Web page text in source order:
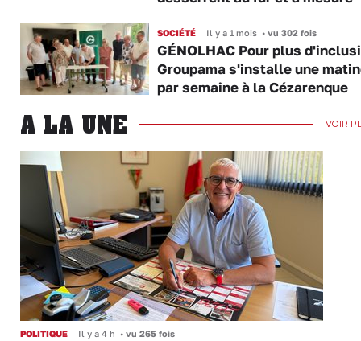
SOCIÉTÉ Il y a 1 mois •vu 302 fois
GÉNOLHAC Pour plus
Groupama s'installe une
par semaine à la Cézarenque
A LA UNE VOIR
POLITIQUE Il y a 4 h • vu 265 fois